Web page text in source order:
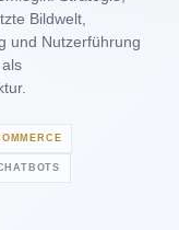
Bildwelt,
und Nutzerführung